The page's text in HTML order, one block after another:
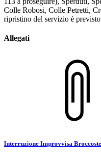
Colle Robosi, Colle Petretti,
ripristino del servizio è previsto
Allegati
Interruzione Improvvisa